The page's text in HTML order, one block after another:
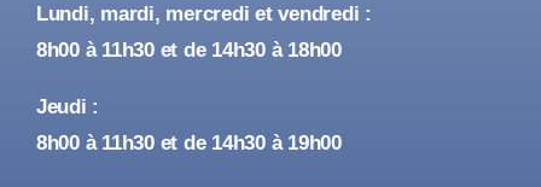
Lundi, mardi, mercredi et vendredi :
8h00 à 11h30 et de 14h30 à 18h00
Jeudi :
8h00 à 11h30 et de 14h30 à 19h00